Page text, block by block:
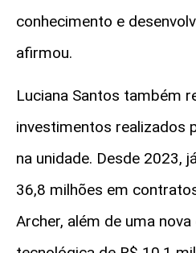
conhecimento e
afirmou.
Luciana Santos também
investimentos realizados
na unidade. Desde 2023,
36,8 milhões em
Archer, além de uma